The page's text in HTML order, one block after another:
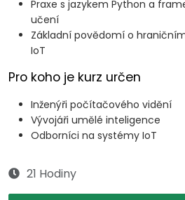
Praxe s jazykem Python a
učení
Základní povědomí o
IoT
Pro koho je kurz určen
Inženýři počítačového vidění
Vývojáři umělé inteligence
Odborníci na systémy IoT
21 Hodiny